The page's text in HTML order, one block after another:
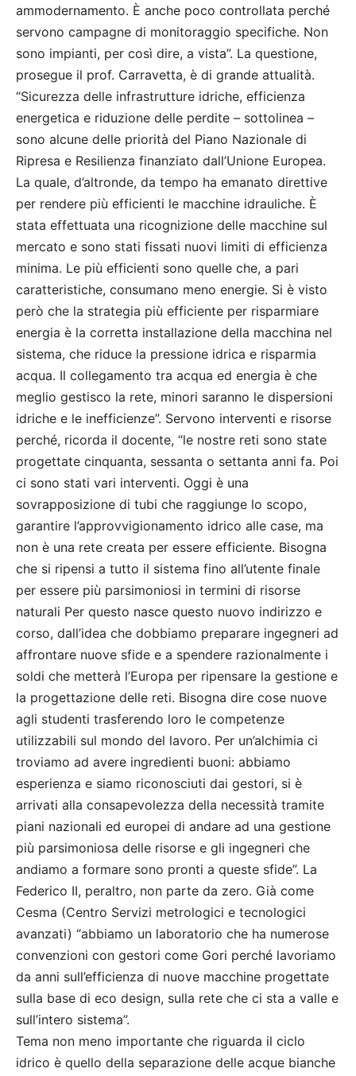
ammodernamento. È anche poco controllata perché
servono campagne di monitoraggio specifiche. Non
sono impianti, per così dire, a vista”. La questione,
prosegue il prof. Carravetta, è di grande attualità.
“Sicurezza delle infrastrutture idriche, efficienza
energetica e riduzione delle perdite – sottolinea –
sono alcune delle priorità del Piano Nazionale di
Ripresa e Resilienza finanziato dall’Unione Europea.
La quale, d’altronde, da tempo ha emanato direttive
per rendere più efficienti le macchine idrauliche. È
stata effettuata una ricognizione delle macchine sul
mercato e sono stati fissati nuovi limiti di efficienza
minima. Le più efficienti sono quelle che, a pari
caratteristiche, consumano meno energie. Si è visto
però che la strategia più efficiente per risparmiare
energia è la corretta installazione della macchina nel
sistema, che riduce la pressione idrica e risparmia
acqua. Il collegamento tra acqua ed energia è che
meglio gestisco la rete, minori saranno le dispersioni
idriche e le inefficienze”. Servono interventi e risorse
perché, ricorda il docente, “le nostre reti sono state
progettate cinquanta, sessanta o settanta anni fa. Poi
ci sono stati vari interventi. Oggi è una
sovrapposizione di tubi che raggiunge lo scopo,
garantire l’approvvigionamento idrico alle case, ma
non è una rete creata per essere efficiente. Bisogna
che si ripensi a tutto il sistema fino all’utente finale
per essere più parsimoniosi in termini di risorse
naturali Per questo nasce questo nuovo indirizzo e
corso, dall’idea che dobbiamo preparare ingegneri ad
affrontare nuove sfide e a spendere razionalmente i
soldi che metterà l’Europa per ripensare la gestione e
la progettazione delle reti. Bisogna dire cose nuove
agli studenti trasferendo loro le competenze
utilizzabili sul mondo del lavoro. Per un’alchimia ci
troviamo ad avere ingredienti buoni: abbiamo
esperienza e siamo riconosciuti dai gestori, si è
arrivati alla consapevolezza della necessità tramite
piani nazionali ed europei di andare ad una gestione
più parsimoniosa delle risorse e gli ingegneri che
andiamo a formare sono pronti a queste sfide”. La
Federico II, peraltro, non parte da zero. Già come
Cesma (Centro Servizi metrologici e tecnologici
avanzati) “abbiamo un laboratorio che ha numerose
convenzioni con gestori come Gori perché lavoriamo
da anni sull’efficienza di nuove macchine progettate
sulla base di eco design, sulla rete che ci sta a valle e
sull’intero sistema”.
Tema non meno importante che riguarda il ciclo
idrico è quello della separazione delle acque bianche